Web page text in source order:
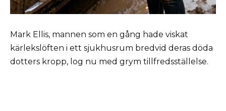
Mark Ellis, mannen som en gång hade viskat
kärlekslöften i ett sjukhusrum bredvid deras döda
dotters kropp, log nu med grym tillfredsställelse.